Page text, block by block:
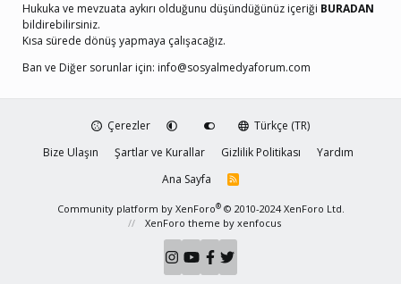
Hukuka ve mevzuata aykırı olduğunu düşündüğünüz içeriği BURADAN
bildirebilirsiniz.
Kısa sürede dönüş yapmaya çalışacağız.
Ban ve Diğer sorunlar için: info@sosyalmedyaforum.com
Çerezler
Türkçe (TR)
Bize Ulaşın
Şartlar ve Kurallar Gizlilik Politikası
Yardım
Ana Sayfa
R
S
Community platform by XenForo® © 2010-2024 XenForo Ltd.
XenForo theme by xenfocus